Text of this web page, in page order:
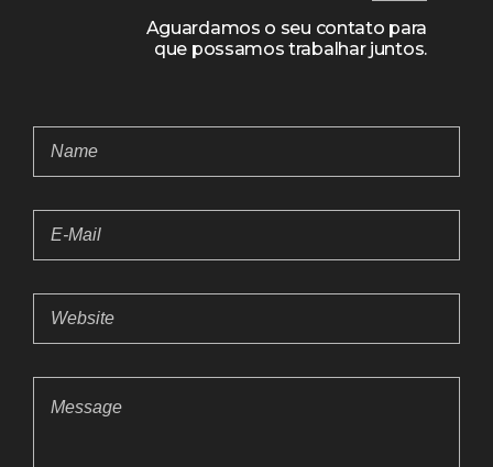
Aguardamos o seu contato para
que possamos trabalhar juntos.